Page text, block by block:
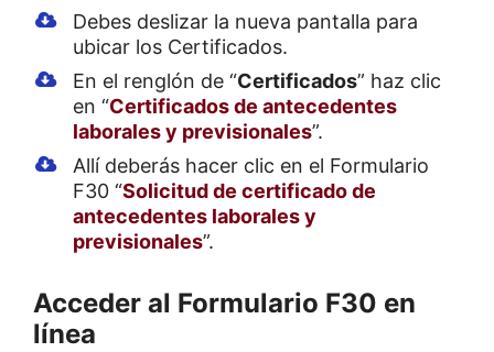
Debes deslizar la nueva pantalla para
ubicar los Certificados.
En el renglón de “Certificados” haz clic
en “Certificados de antecedentes
laborales y previsionales”.
Allí deberás hacer clic en el Formulario
F30 “Solicitud de certificado de
antecedentes laborales y
previsionales”.
Acceder al Formulario F30 en
línea